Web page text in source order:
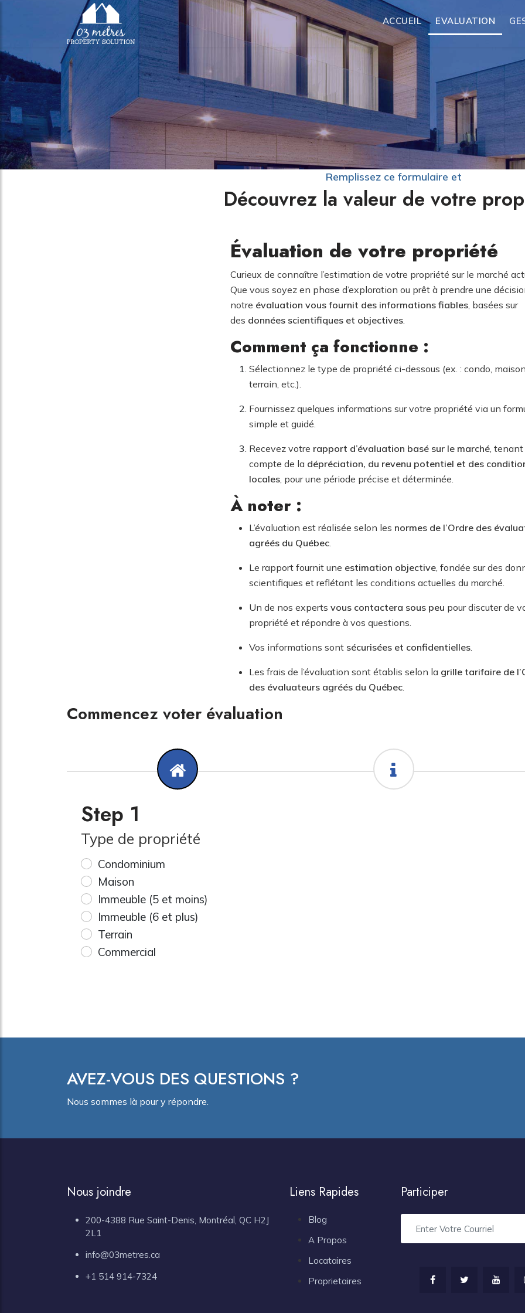
ACCUEIL EVALUATION
Remplissez ce formulaire et
Découvrez la valeur de votre
Évaluation de votre propriété
Curieux de connaître l’estimation de votre propriété sur le marché
Que vous soyez en phase d’exploration ou prêt à prendre une
notre évaluation vous fournit des informations fiables, basées sur
des données scientifiques et objectives.
Comment ça fonctionne :
Sélectionnez le type de propriété ci-dessous (ex. : condo,
terrain, etc.).
Fournissez quelques informations sur votre propriété via un
simple et guidé.
Recevez votre rapport d’évaluation basé sur le marché, tenant
compte de la dépréciation, du revenu potentiel et des
locales, pour une période précise et déterminée.
À noter :
L’évaluation est réalisée selon les normes de l’Ordre des
agréés du Québec.
Le rapport fournit une estimation objective, fondée sur des
scientifiques et reflétant les conditions actuelles du marché.
Un de nos experts vous contactera sous peu pour discuter de
propriété et répondre à vos questions.
Vos informations sont sécurisées et confidentielles.
Les frais de l’évaluation sont établis selon la grille tarifaire de
des évaluateurs agréés du Québec.
Commencez voter évaluation
Step 1
Type de propriété
Condominium
Maison
Immeuble (5 et moins)
Immeuble (6 et plus)
Terrain
Commercial
AVEZ-VOUS DES QUESTIONS ?
Nous sommes là pour y répondre.
Nous joindre
200-4388 Rue Saint-Denis, Montréal, QC H2J
2L1
info@03metres.ca
+1 514 914-7324
Liens Rapides
Blog
A Propos
Locataires
Proprietaires
Participer